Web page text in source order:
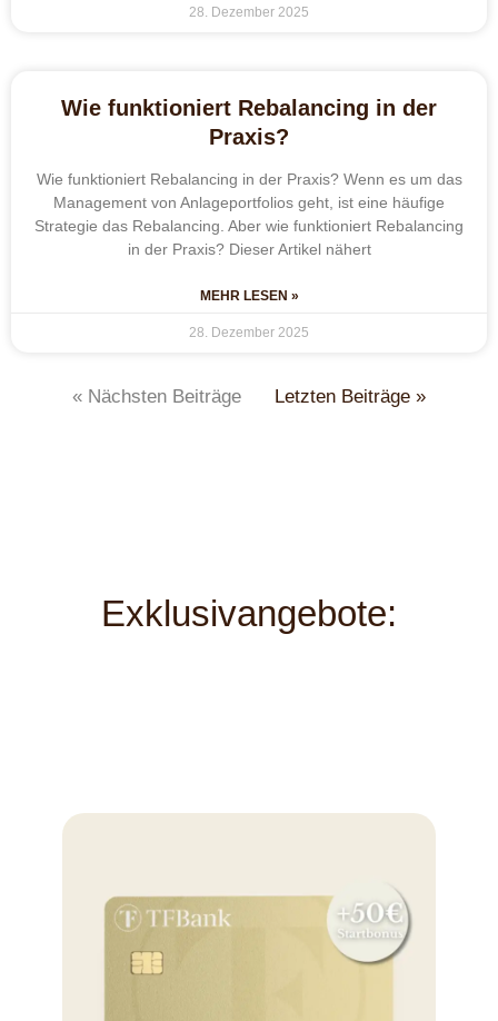
28. Dezember 2025
Wie funktioniert Rebalancing in der
Praxis?
Wie funktioniert Rebalancing in der Praxis? Wenn es um das
Management von Anlageportfolios geht, ist eine häufige
Strategie das Rebalancing. Aber wie funktioniert Rebalancing
in der Praxis? Dieser Artikel nähert
MEHR LESEN »
28. Dezember 2025
« Nächsten Beiträge Letzten Beiträge »
Exklusivangebote: